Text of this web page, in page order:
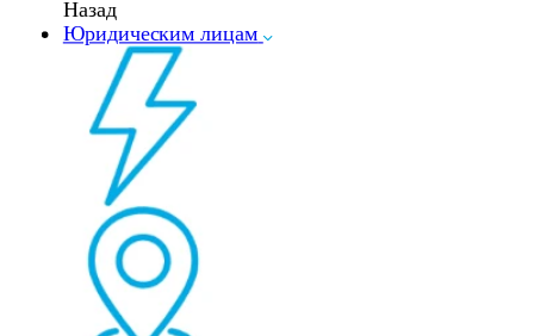
Назад
Юридическим лицам